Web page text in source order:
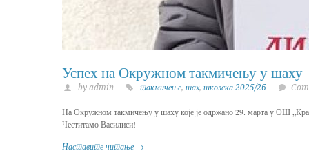
Успех на Окружном такмичењу у шаху
by admin такмичење, шах, школска 2025/26
На Окружном такмичењу у шаху које је одржано 29. марта у ОШ
Честитамо Василиси!
Наставите читање →